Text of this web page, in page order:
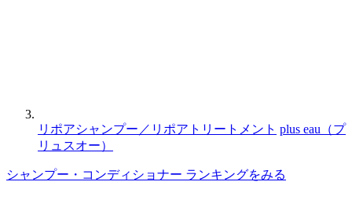
リポアシャンプー／リポアトリートメント plus eau（プ
リュスオー）
シャンプー・コンディショナー ランキングをみる